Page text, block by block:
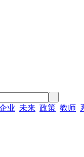
业 未来 政策 教师